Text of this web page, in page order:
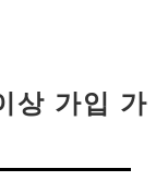
상 가입 가